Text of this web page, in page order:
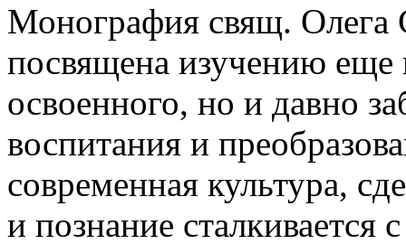
Монография свящ. Олега
посвящена изучению еще
освоенного, но и давно
воспитания и
современная культура,
и познание сталкивается